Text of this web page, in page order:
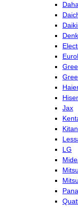
Gree
Jax
LG